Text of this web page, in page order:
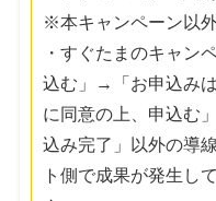
※本キャンペーン以
・すぐたまのキャン
込む」→「お申込み
に同意の上、申込む
込み完了」以外の導
ト側で成果が発生し